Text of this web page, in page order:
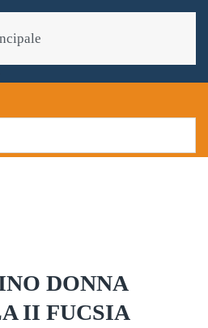
DONNA
II FUCSIA